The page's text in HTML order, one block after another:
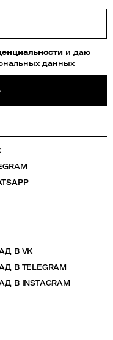
и даю
данных
В VK
В TELEGRAM
В INSTAGRAM